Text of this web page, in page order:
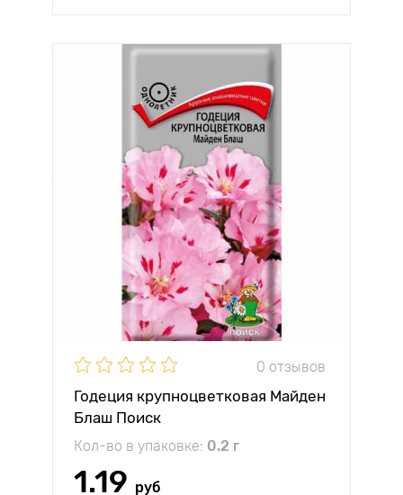
0 отзывов
Годеция крупноцветковая Майден
Блаш Поиск
Кол-во в упаковке: 0.2 г
1.19 руб